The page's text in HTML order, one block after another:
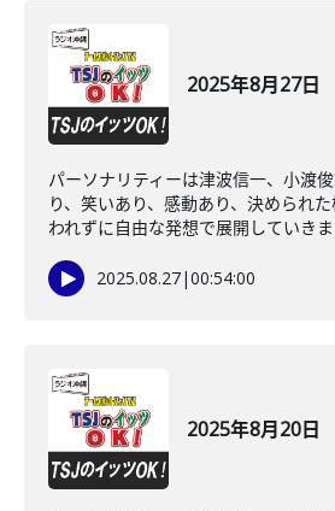
2025年8月27
パーソナリティーは津波信一、小渡
り、笑いあり、感動あり、決められ
われずに自由な発想で展開していきま
2025.08.27|00:54:00
2025年8月20